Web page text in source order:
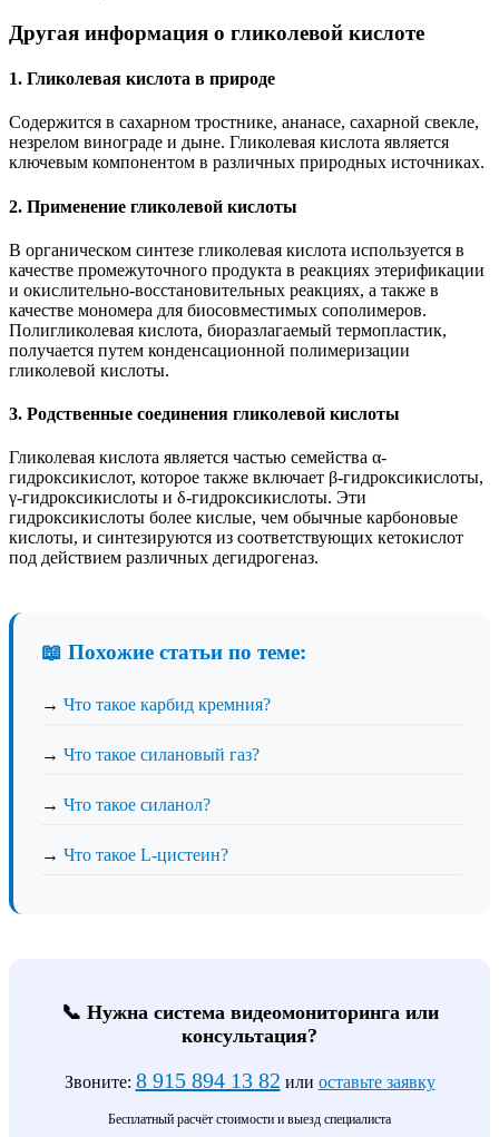
Другая информация о гликолевой кислоте
1. Гликолевая кислота в природе
Содержится в сахарном тростнике, ананасе, сахарной свекле,
незрелом винограде и дыне. Гликолевая кислота является
ключевым компонентом в различных природных источниках.
2. Применение гликолевой кислоты
В органическом синтезе гликолевая кислота используется в
качестве промежуточного продукта в реакциях этерификации
и окислительно-восстановительных реакциях, а также в
качестве мономера для биосовместимых сополимеров.
Полигликолевая кислота, биоразлагаемый термопластик,
получается путем конденсационной полимеризации
гликолевой кислоты.
3. Родственные соединения гликолевой кислоты
Гликолевая кислота является частью семейства α-
гидроксикислот, которое также включает β-гидроксикислоты,
γ-гидроксикислоты и δ-гидроксикислоты. Эти
гидроксикислоты более кислые, чем обычные карбоновые
кислоты, и синтезируются из соответствующих кетокислот
под действием различных дегидрогеназ.
📖 Похожие статьи по теме:
→ Что такое карбид кремния?
→ Что такое силановый газ?
→ Что такое силанол?
→ Что такое L-цистеин?
📞 Нужна система видеомониторинга или
консультация?
Звоните: 8 915 894 13 82 или оставьте заявку
Бесплатный расчёт стоимости и выезд специалиста